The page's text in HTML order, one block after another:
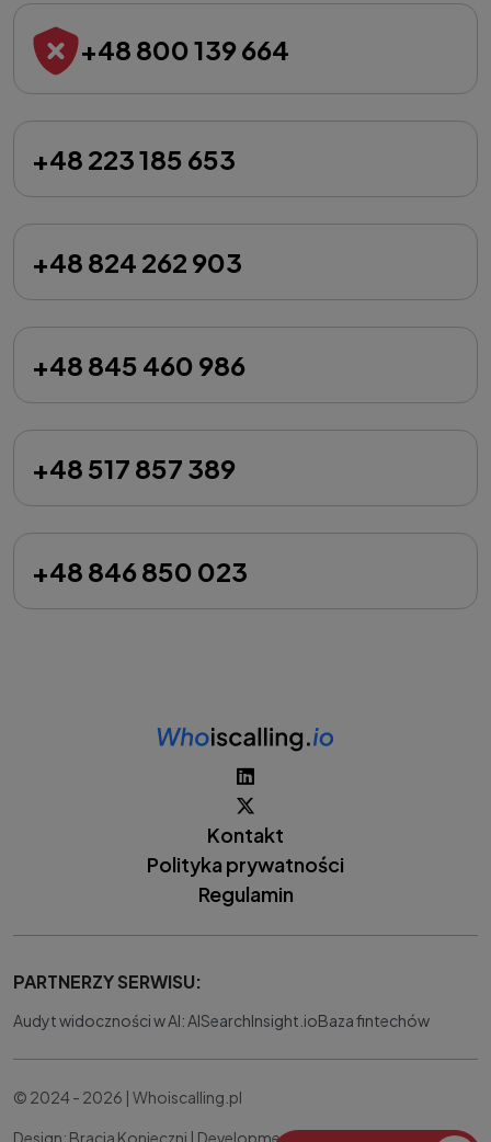
+48 800 139 664
+48 223 185 653
+48 824 262 903
+48 845 460 986
+48 517 857 389
+48 846 850 023
Kontakt
Polityka prywatności
Regulamin
PARTNERZY SERWISU:
Audyt widoczności w AI: AISearchInsight.ioBaza fintechów
© 2024 - 2026 | Whoiscalling.pl
Design: Bracia Konieczni | Development: